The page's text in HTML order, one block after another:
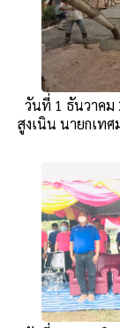
วันที่ 1 ธันวาค
สูงเนิน นายกเทศ